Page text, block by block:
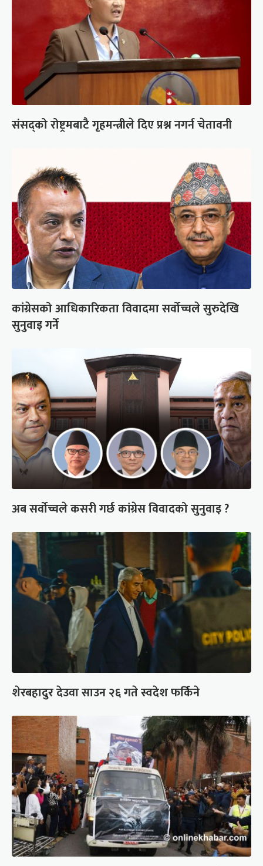
संसद्को रोष्ट्रमबाटै गृहमन्त्रीले दिए प्रश्न नगर्न चेतावनी
कांग्रेसको आधिकारिकता विवादमा सर्वोच्चले सुरुदेखि
सुनुवाइ गर्ने
अब सर्वोच्चले कसरी गर्छ कांग्रेस विवादको सुनुवाइ ?
शेरबहादुर देउवा साउन २६ गते स्वदेश फर्किने